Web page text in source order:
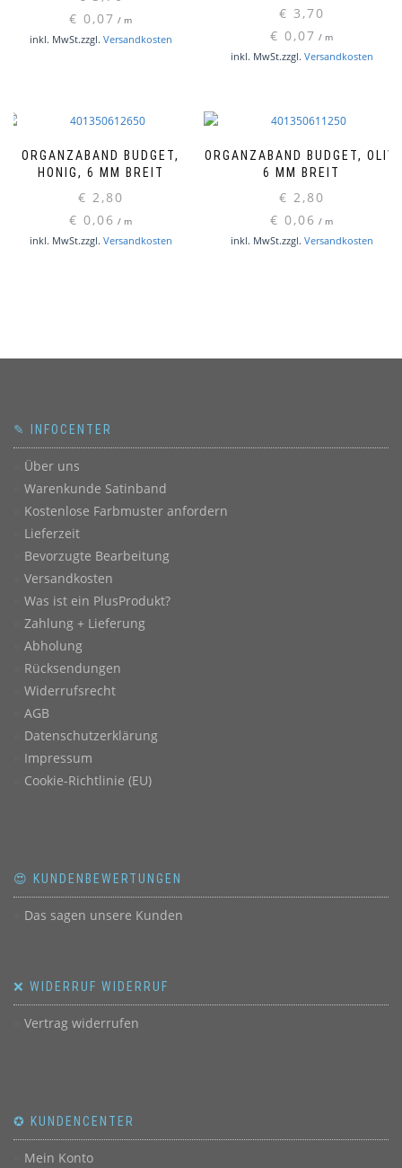
€ 0,07 / m
inkl. MwSt.zzgl. Versandkosten
€ 3,70
€ 0,07 / m
inkl. MwSt.zzgl. Versandkosten
ORGANZABAND BUDGET,
HONIG, 6 MM BREIT
€ 2,80
€ 0,06 / m
inkl. MwSt.zzgl. Versandkosten
ORGANZABAND BUDGET, OLIV,
6 MM BREIT
€ 2,80
€ 0,06 / m
inkl. MwSt.zzgl. Versandkosten
✎ INFOCENTER
Über uns
Warenkunde Satinband
Kostenlose Farbmuster anfordern
Lieferzeit
Bevorzugte Bearbeitung
Versandkosten
Was ist ein PlusProdukt?
Zahlung + Lieferung
Abholung
Rücksendungen
Widerrufsrecht
AGB
Datenschutzerklärung
Impressum
Cookie-Richtlinie (EU)
😍 KUNDENBEWERTUNGEN
Das sagen unsere Kunden
❌ WIDERRUF WIDERRUF
Vertrag widerrufen
✪ KUNDENCENTER
Mein Konto